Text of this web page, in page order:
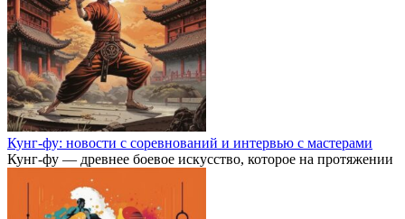
Кунг-фу: новости с соревнований и интервью с мастерами
Кунг-фу — древнее боевое искусство, которое на протяжении